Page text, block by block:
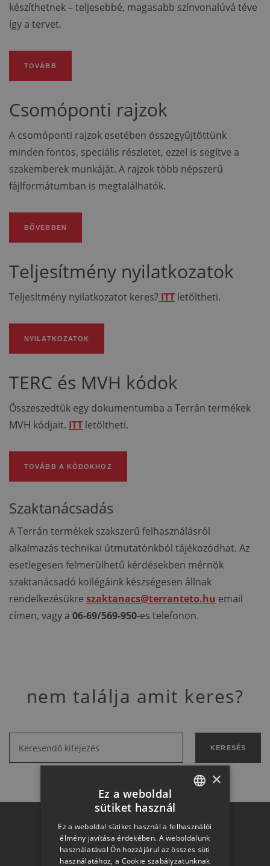
készíthetnek – teljesebbé, magasabb színvonalúvá téve
így a tervet.
TOVÁBB
Csomóponti rajzok
A csomóponti rajzok esetében összegyűjtöttünk
minden fontos, speciális részletet, ezzel is segítve a
szakemberek munkáját. A rajzok több népszerű
fájlformátumban is megtalálhatók.
BŐVEBBEN
Teljesítmény nyilatkozatok
Teljesítmény nyilatkozatot keres? ITT letöltheti.
NYILATKOZATOK
TERC és MVH kódok
Összeszedtük egy dokumentumba a Terrán termékek
MVH kódjait. ITT letöltheti.
TOVÁBB A KÓDOKHOZ
Szaktanácsadás
A Terrán termékek szakszerű felhasználásról
alkalmazás technikai útmutatónkból tájékozódhat. Az
esetlegesen felmerülhetű kérdésekben mérnök
szaktanácsadó kollégáink készségesen állnak
rendelkezésükre szaktanacs@terranteto.hu email
címen, vagy a 06-69/569-950-es telefonon.
nem találja amit keres?
KERESÉS
Otthon a
HUNGARIAN
SLOVAK
GERMAN
×
Ez a weboldal
sütiket használ
Ez a weboldal sütiket használ a felhasználói
élmény javítása érdekében. A weboldalunk
használatával Ön hozzájárul az összes süti
használatához, a Cookie szabályzatunknak